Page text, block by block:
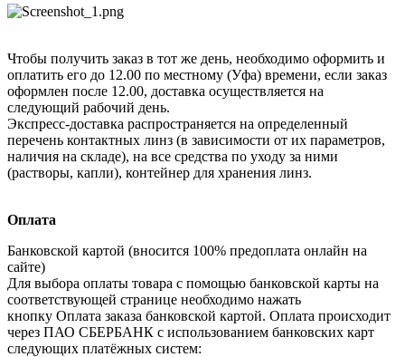
Чтобы получить заказ в тот же день, необходимо оформить и
оплатить его до 12.00 по местному (Уфа) времени, если заказ
оформлен после 12.00, доставка осуществляется на
следующий рабочий день.
Экспресс-доставка распространяется на определенный
перечень контактных линз (в зависимости от их параметров,
наличия на складе), на все средства по уходу за ними
(растворы, капли), контейнер для хранения линз.
Оплата
Банковской картой (вносится 100% предоплата онлайн на
сайте)
Для выбора оплаты товара с помощью банковской карты на
соответствующей странице необходимо нажать
кнопку Оплата заказа банковской картой. Оплата происходит
через ПАО СБЕРБАНК с использованием банковских карт
следующих платёжных систем: